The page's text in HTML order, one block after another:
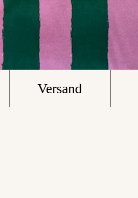
Versand